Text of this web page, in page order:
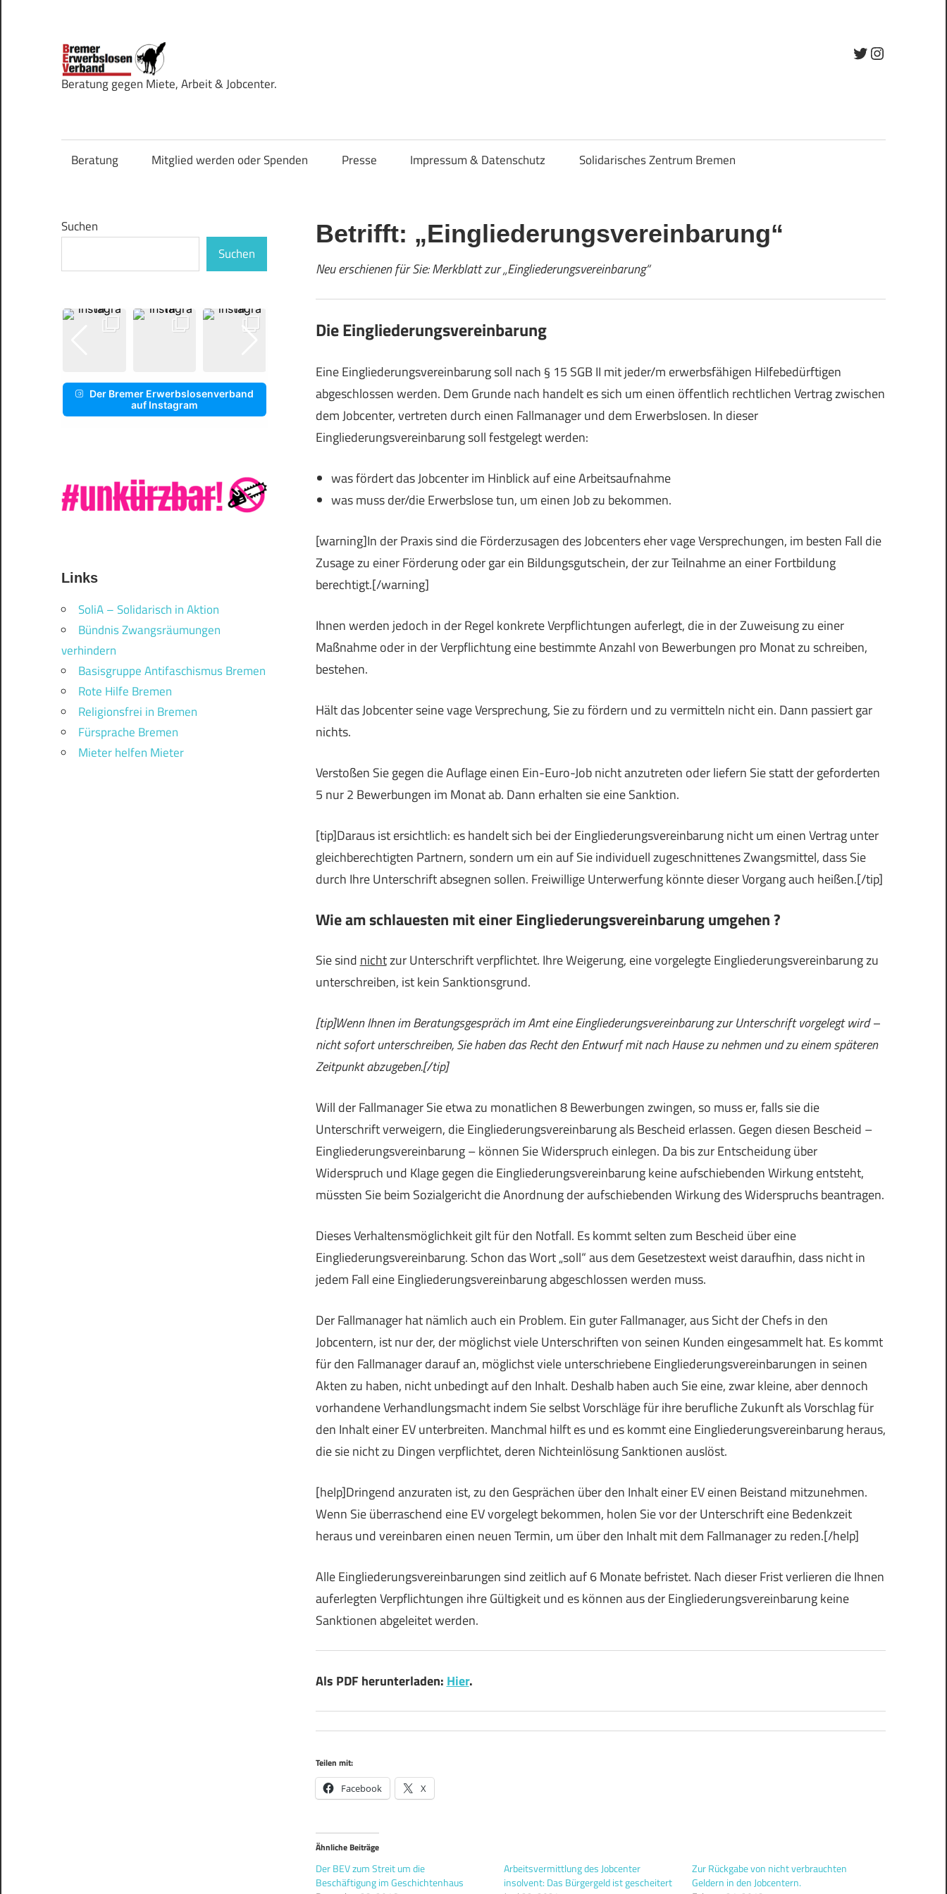
springen
Beratung gegen Miete, Arbeit & Jobcenter.
TwitterInstagram
Beratung Mitglied werden oder Spenden Presse Impressum & Datenschutz Solidarisches Zentrum Bremen
Betrifft: „Eingliederungsvereinbarung“
Neu erschienen für Sie: Merkblatt zur „Eingliederungsvereinbarung“
Die Eingliederungsvereinbarung
Eine Eingliederungsvereinbarung soll nach § 15 SGB II mit jeder/m erwerbsfähigen Hilfebedürftigen
abgeschlossen werden. Dem Grunde nach handelt es sich um einen öffentlich rechtlichen Vertrag zwischen
dem Jobcenter, vertreten durch einen Fallmanager und dem Erwerbslosen. In dieser
Eingliederungsvereinbarung soll festgelegt werden:
was fördert das Jobcenter im Hinblick auf eine Arbeitsaufnahme
was muss der/die Erwerbslose tun, um einen Job zu bekommen.
[warning]In der Praxis sind die Förderzusagen des Jobcenters eher vage Versprechungen, im besten Fall die
Zusage zu einer Förderung oder gar ein Bildungsgutschein, der zur Teilnahme an einer Fortbildung
berechtigt.[/warning]
Ihnen werden jedoch in der Regel konkrete Verpflichtungen auferlegt, die in der Zuweisung zu einer
Maßnahme oder in der Verpflichtung eine bestimmte Anzahl von Bewerbungen pro Monat zu schreiben,
bestehen.
Hält das Jobcenter seine vage Versprechung, Sie zu fördern und zu vermitteln nicht ein. Dann passiert gar
nichts.
Verstoßen Sie gegen die Auflage einen Ein-Euro-Job nicht anzutreten oder liefern Sie statt der geforderten
5 nur 2 Bewerbungen im Monat ab. Dann erhalten sie eine Sanktion.
[tip]Daraus ist ersichtlich: es handelt sich bei der Eingliederungsvereinbarung nicht um einen Vertrag unter
gleichberechtigten Partnern, sondern um ein auf Sie individuell zugeschnittenes Zwangsmittel, dass Sie
durch Ihre Unterschrift absegnen sollen. Freiwillige Unterwerfung könnte dieser Vorgang auch heißen.[/tip]
Wie am schlauesten mit einer Eingliederungsvereinbarung umgehen ?
Sie sind nichtzur Unterschrift verpflichtet. Ihre Weigerung, eine vorgelegte Eingliederungsvereinbarung zu
unterschreiben, ist kein Sanktionsgrund.
[tip]Wenn Ihnen im Beratungsgespräch im Amt eine Eingliederungsvereinbarung zur Unterschrift vorgelegt wird –
nicht sofort unterschreiben, Sie haben das Recht den Entwurf mit nach Hause zu nehmen und zu einem späteren
Zeitpunkt abzugeben.[/tip]
Will der Fallmanager Sie etwa zu monatlichen 8 Bewerbungen zwingen, so muss er, falls sie die
Unterschrift verweigern, die Eingliederungsvereinbarung als Bescheid erlassen. Gegen diesen Bescheid –
Eingliederungsvereinbarung – können Sie Widerspruch einlegen. Da bis zur Entscheidung über
Widerspruch und Klage gegen die Eingliederungsvereinbarung keine aufschiebenden Wirkung entsteht,
müssten Sie beim Sozialgericht die Anordnung der aufschiebenden Wirkung des Widerspruchs beantragen.
Dieses Verhaltensmöglichkeit gilt für den Notfall. Es kommt selten zum Bescheid über eine
Eingliederungsvereinbarung. Schon das Wort „soll“ aus dem Gesetzestext weist daraufhin, dass nicht in
jedem Fall eine Eingliederungsvereinbarung abgeschlossen werden muss.
Der Fallmanager hat nämlich auch ein Problem. Ein guter Fallmanager, aus Sicht der Chefs in den
Jobcentern, ist nur der, der möglichst viele Unterschriften von seinen Kunden eingesammelt hat. Es kommt
für den Fallmanager darauf an, möglichst viele unterschriebene Eingliederungsvereinbarungen in seinen
Akten zu haben, nicht unbedingt auf den Inhalt. Deshalb haben auch Sie eine, zwar kleine, aber dennoch
vorhandene Verhandlungsmacht indem Sie selbst Vorschläge für ihre berufliche Zukunft als Vorschlag für
den Inhalt einer EV unterbreiten. Manchmal hilft es und es kommt eine Eingliederungsvereinbarung heraus,
die sie nicht zu Dingen verpflichtet, deren Nichteinlösung Sanktionen auslöst.
[help]Dringend anzuraten ist, zu den Gesprächen über den Inhalt einer EV einen Beistand mitzunehmen.
Wenn Sie überraschend eine EV vorgelegt bekommen, holen Sie vor der Unterschrift eine Bedenkzeit
heraus und vereinbaren einen neuen Termin, um über den Inhalt mit dem Fallmanager zu reden.[/help]
Alle Eingliederungsvereinbarungen sind zeitlich auf 6 Monate befristet. Nach dieser Frist verlieren die Ihnen
auferlegten Verpflichtungen ihre Gültigkeit und es können aus der Eingliederungsvereinbarung keine
Sanktionen abgeleitet werden.
Als PDF herunterladen: Hier.
Teilen mit:
Facebook X
Ähnliche Beiträge
Der BEV zum Streit um die
Beschäftigung im Geschichtenhaus
Arbeitsvermittlung des Jobcenter
insolvent: Das Bürgergeld ist gescheitert
Zur Rück­ga­be von nicht ver­brauch­ten
Gel­dern in den Job­cen­tern.
Suchen
Suchen
Der Bremer Erwerbslosenverband
auf Instagram
Links
SoliA – Solidarisch in Aktion
Bündnis Zwangsräumungen
verhindern
Basisgruppe Antifaschismus Bremen
Rote Hilfe Bremen
Religionsfrei in Bremen
Fürsprache Bremen
Mieter helfen Mieter